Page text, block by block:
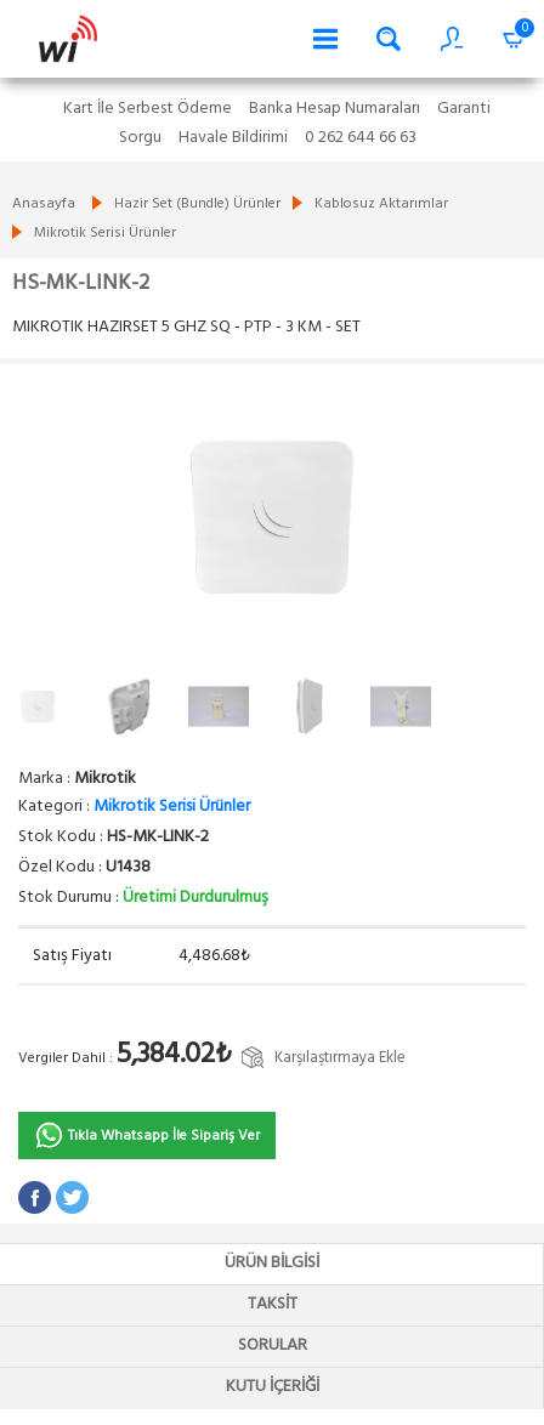
0
Kart İle Serbest Ödeme Banka Hesap Numaraları
Garanti
Sorgu
Havale Bildirimi 0 262 644 66 63
Anasayfa Hazir Set (Bundle) Ürünler
Kablosuz Aktarımlar
Mikrotik Serisi Ürünler
HS-MK-LINK-2
MIKROTIK HAZIRSET 5 GHZ SQ - PTP - 3 KM - SET
Marka : Mikrotik
Kategori : Mikrotik Serisi Ürünler
Stok Kodu :HS-MK-LINK-2
Özel Kodu :U1438
Stok Durumu :Üretimi Durdurulmuş
Satış Fiyatı 4,486.68₺
Vergiler Dahil : 5,384.02₺ Karşılaştırmaya Ekle
Tıkla Whatsapp İle Sipariş Ver
ÜRÜN BILGISI
TAKSIT
SORULAR
KUTU İÇERIĞI